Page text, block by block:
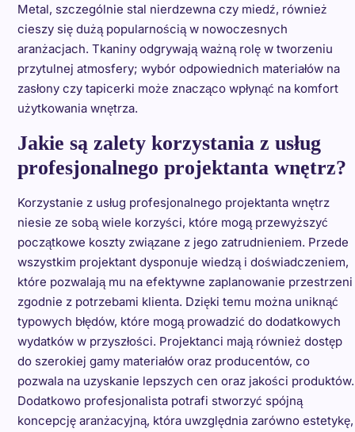
Metal, szczególnie stal nierdzewna czy miedź, również
cieszy się dużą popularnością w nowoczesnych
aranżacjach. Tkaniny odgrywają ważną rolę w tworzeniu
przytulnej atmosfery; wybór odpowiednich materiałów na
zasłony czy tapicerki może znacząco wpłynąć na komfort
użytkowania wnętrza.
Jakie są zalety korzystania z usług
profesjonalnego projektanta wnętrz?
Korzystanie z usług profesjonalnego projektanta wnętrz
niesie ze sobą wiele korzyści, które mogą przewyższyć
początkowe koszty związane z jego zatrudnieniem. Przede
wszystkim projektant dysponuje wiedzą i doświadczeniem,
które pozwalają mu na efektywne zaplanowanie przestrzeni
zgodnie z potrzebami klienta. Dzięki temu można uniknąć
typowych błędów, które mogą prowadzić do dodatkowych
wydatków w przyszłości. Projektanci mają również dostęp
do szerokiej gamy materiałów oraz producentów, co
pozwala na uzyskanie lepszych cen oraz jakości produktów.
Dodatkowo profesjonalista potrafi stworzyć spójną
koncepcję aranżacyjną, która uwzględnia zarówno estetykę,